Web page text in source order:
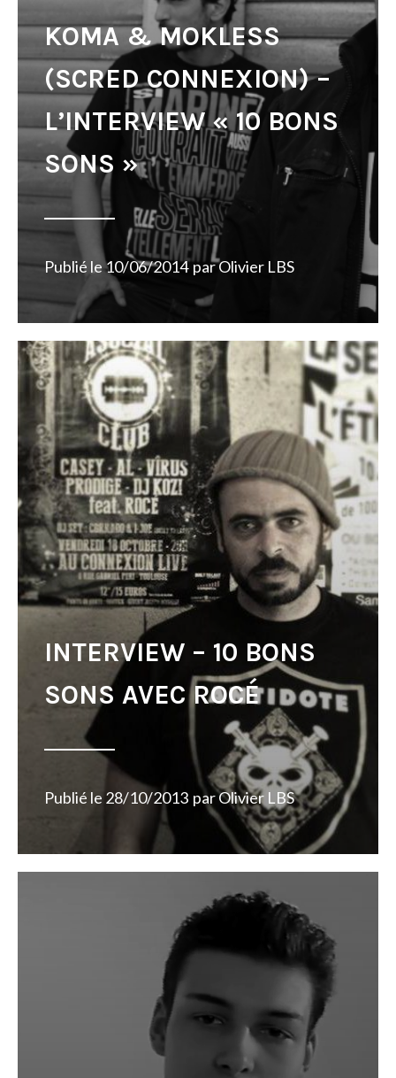
KOMA & MOKLESS
(SCRED CONNEXION) –
L’INTERVIEW « 10 BONS
SONS »
Publié le10/06/2014 parOlivier LBS
INTERVIEW – 10 BONS
SONS AVEC ROCÉ
Publié le 28/10/2013 parOlivier LBS